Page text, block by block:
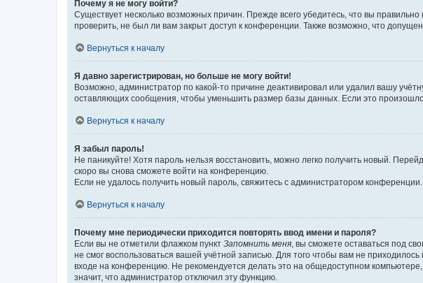
Почему я не могу войти?
Существует несколько возможных причин. Прежде всего убедитесь, что вы
проверить, не был ли вам закрыт доступ к конференции. Также возможно, что
Вернуться к началу
Я давно зарегистрирован, но больше не могу войти!
Возможно, администратор по какой-то причине деактивировал или удалил вашу
оставляющих сообщения, чтобы уменьшить размер базы данных. Если это произошло,
Вернуться к началу
Я забыл пароль!
Не паникуйте! Хотя пароль нельзя восстановить, можно легко получить новый.
скоро вы снова сможете войти на конференцию.
Если не удалось получить новый пароль, свяжитесь с администратором конференции.
Вернуться к началу
Почему мне периодически приходится повторять ввод имени и пароля?
Если вы не отметили флажком пункт Запомнить меня , вы сможете оставаться под
не смог воспользоваться вашей учётной записью. Для того чтобы вам не
входе на конференцию. Не рекомендуется делать это на общедоступном
значит, что администратор отключил эту функцию.